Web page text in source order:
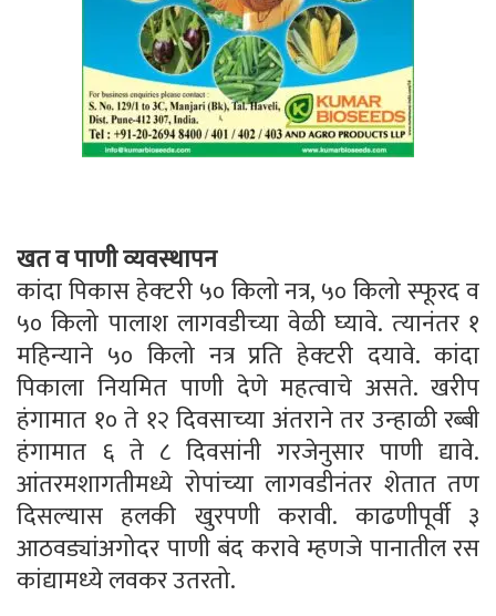
खत व पाणी व्‍यवस्‍थापन
कांदा पिकास हेक्‍टरी ५० किलो नत्र, ५० किलो स्‍फूरद व
५० किलो पालाश लागवडीच्‍या वेळी घ्‍यावे. त्‍यानंतर १
महिन्‍याने ५० किलो नत्र प्रति हेक्‍टरी दयावे. कांदा
पिकाला नियमित पाणी देणे महत्‍वाचे असते. खरीप
हंगामात १० ते १२ दिवसाच्‍या अंतराने तर उन्‍हाळी रब्‍बी
हंगामात ६ ते ८ दिवसांनी गरजेनुसार पाणी द्यावे.
आंतरमशागतीमध्ये रोपांच्‍या लागवडीनंतर शेतात तण
दिसल्‍यास हलकी खुरपणी करावी. काढणीपूर्वी ३
आठवड्यांअगोदर पाणी बंद करावे म्‍हणजे पानातील रस
कांद्यामध्‍ये लवकर उतरतो.